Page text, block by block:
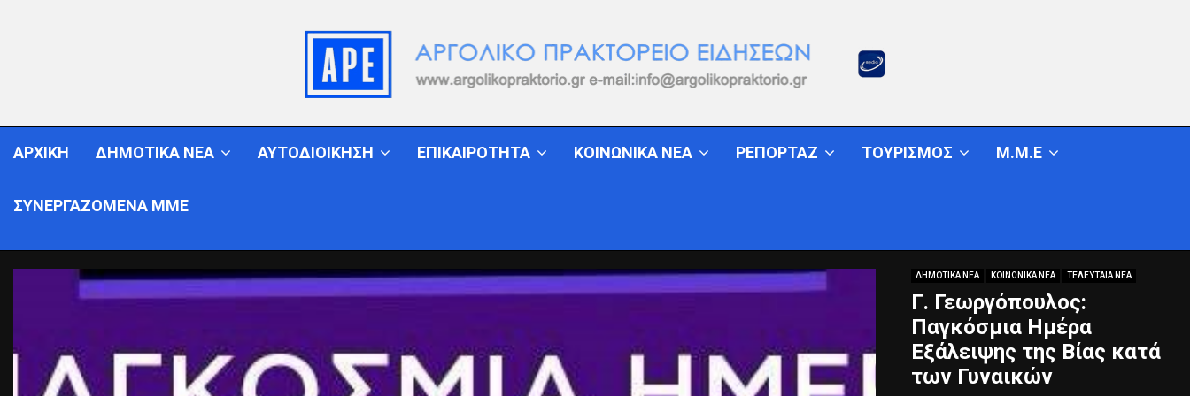
ΑΡΧΙΚΗ ΔΗΜΟΤΙΚΑ ΝΕΑ ΑΥΤΟΔΙΟΙΚΗΣΗ ΕΠΙΚΑΙΡΟΤΗΤΑ ΚΟΙΝΩΝΙΚΑ ΝΕΑ ΡΕΠΟΡΤΑΖ ΤΟΥΡΙΣΜΟΣ Μ.Μ.Ε
ΣΥΝΕΡΓΑΖΟΜΕΝΑ ΜΜΕ
ΔΗΜΟΤΙΚΑ ΝΕΑ ΚΟΙΝΩΝΙΚΑ ΝΕΑ ΤΕΛΕΥΤΑΙΑ ΝΕΑ
Γ. Γεωργόπουλος:
Παγκόσμια Ημέρα
Εξάλειψης της Βίας κατά
των Γυναικών